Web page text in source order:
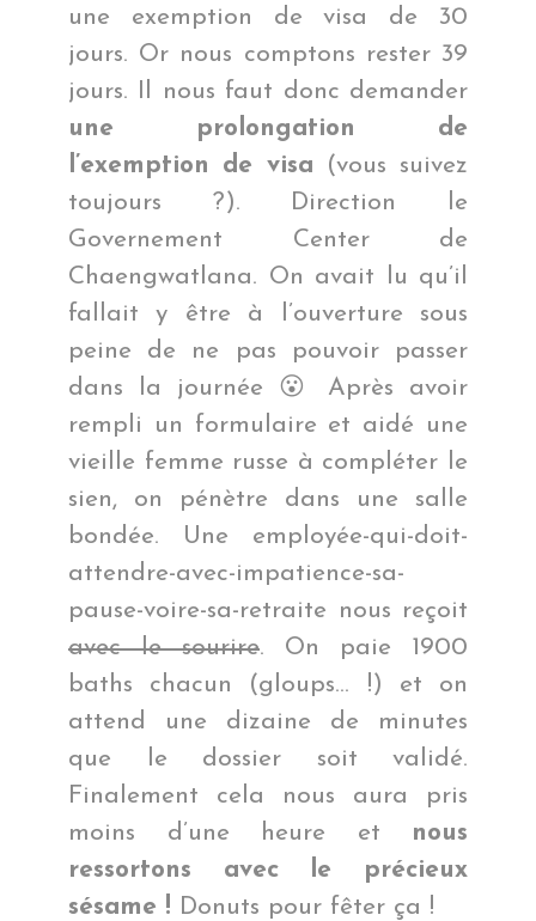
une exemption de visa de 30
jours. Or nous comptons rester 39
jours. Il nous faut donc demander
une prolongation de
l’exemption de visa (vous suivez
toujours ?). Direction le
Governement Center de
Chaengwatlana. On avait lu qu’il
fallait y être à l’ouverture sous
peine de ne pas pouvoir passer
dans la journée 😮 Après avoir
rempli un formulaire et aidé une
vieille femme russe à compléter le
sien, on pénètre dans une salle
bondée. Une employée-qui-doit-
attendre-avec-impatience-sa-
pause-voire-sa-retraite nous reçoit
avec le sourire. On paie 1900
baths chacun (gloups… !) et on
attend une dizaine de minutes
que le dossier soit validé.
Finalement cela nous aura pris
moins d’une heure et nous
ressortons avec le précieux
sésame ! Donuts pour fêter ça !